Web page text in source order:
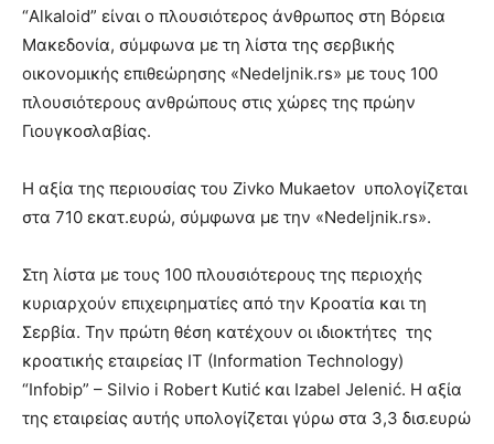
“Alkaloid” είναι ο πλουσιότερος άνθρωπος στη Βόρεια
Μακεδονία, σύμφωνα με τη λίστα της σερβικής
οικονομικής επιθεώρησης «Nedeljnik.rs» με τους 100
πλουσιότερους ανθρώπους στις χώρες της πρώην
Γιουγκοσλαβίας.
Η αξία της περιουσίας του Zivko Mukaetov υπολογίζεται
στα 710 εκατ.ευρώ, σύμφωνα με την «Nedeljnik.rs».
Στη λίστα με τους 100 πλουσιότερους της περιοχής
κυριαρχούν επιχειρηματίες από την Κροατία και τη
Σερβία. Την πρώτη θέση κατέχουν οι ιδιοκτήτες της
κροατικής εταιρείας IT (Information Technology)
“Infobip” – Silvio i Robert Kutić και Izabel Jelenić. Η αξία
της εταιρείας αυτής υπολογίζεται γύρω στα 3,3 δισ.ευρώ